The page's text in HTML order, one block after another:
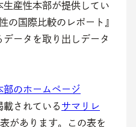
産性本部が提供してい
の国際比較のレポート』
ータを取り出しデータ
のホームページ
載されている サマリレ
があります。この表を